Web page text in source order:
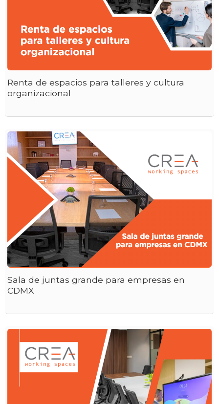
Renta de espacios para talleres y cultura
organizacional
Sala de juntas grande para empresas en
CDMX